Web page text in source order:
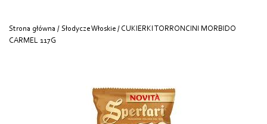
Strona główna / Słodycze Włoskie / CUKIERKI TORRONCINI MORBIDO
CARMEL 117G